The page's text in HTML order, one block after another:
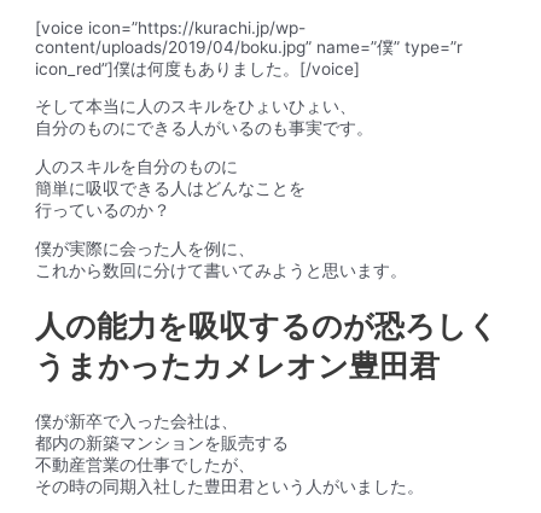
[voice icon=”https://kurachi.jp/wp-
content/uploads/2019/04/boku.jpg” name=”僕” type=”r
icon_red”]僕は何度もありました。[/voice]
そして本当に人のスキルをひょいひょい、
自分のものにできる人がいるのも事実です。
人のスキルを自分のものに
簡単に吸収できる人はどんなことを
行っているのか？
僕が実際に会った人を例に、
これから数回に分けて書いてみようと思います。
人の能力を吸収するのが恐ろしく
うまかったカメレオン豊田君
僕が新卒で入った会社は、
都内の新築マンションを販売する
不動産営業の仕事でしたが、
その時の同期入社した豊田君という人がいました。